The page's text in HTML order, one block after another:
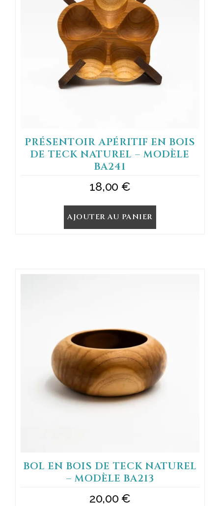
PRÉSENTOIR APÉRITIF EN BOIS
DE TECK NATUREL – MODÈLE
BA241
18,00 €
AJOUTER AU PANIER
BOL EN BOIS DE TECK NATUREL
– MODÈLE BA213
20,00€